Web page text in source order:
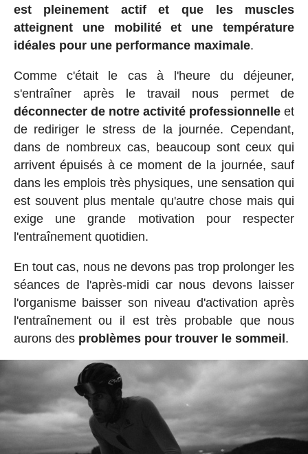
est pleinement actif et que les muscles
atteignent une mobilité et une température
idéales pour une performance maximale.
Comme c'était le cas à l'heure du déjeuner,
s'entraîner après le travail nous permet de
déconnecter de notre activité professionnelle et
de rediriger le stress de la journée. Cependant,
dans de nombreux cas, beaucoup sont ceux qui
arrivent épuisés à ce moment de la journée, sauf
dans les emplois très physiques, une sensation qui
est souvent plus mentale qu'autre chose mais qui
exige une grande motivation pour respecter
l'entraînement quotidien.
En tout cas, nous ne devons pas trop prolonger les
séances de l'après-midi car nous devons laisser
l'organisme baisser son niveau d'activation après
l'entraînement ou il est très probable que nous
aurons des problèmes pour trouver le sommeil .